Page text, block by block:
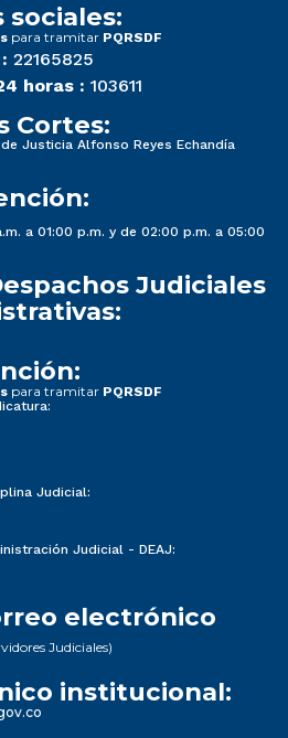
sociales:
para tramitar PQRSDF
22165825
horas : 103611
Cortes:
Justicia Alfonso Reyes Echandía
a 01:00 p.m. y de 02:00 p.m. a 05:00
Judiciales
para tramitar PQRSDF
Judicial:
Judicial - DEAJ:
electrónico
Judiciales)
institucional: